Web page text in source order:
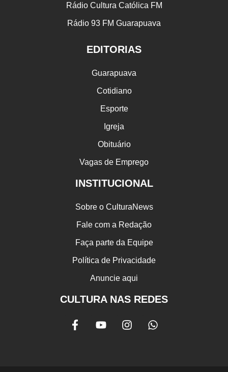
Rádio Cultura Católica FM
Rádio 93 FM Guarapuava
EDITORIAS
Guarapuava
Cotidiano
Esporte
Igreja
Obituário
Vagas de Emprego
INSTITUCIONAL
Sobre o CulturaNews
Fale com a Redação
Faça parte da Equipe
Política de Privacidade
Anuncie aqui
CULTURA NAS REDES